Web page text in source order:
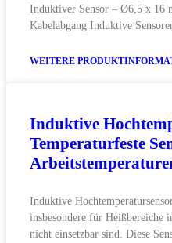
Induktiver Sensor – Ø6,5 x 16
Kabelabgang Induktive
WEITERE
Induktive
Temperaturfeste
Induktive
insbesondere für Heißbereiche
nicht einsetzbar sind. Diese